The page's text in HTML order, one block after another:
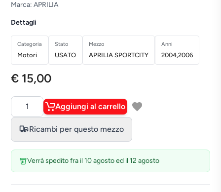
Marca: APRILIA
Dettagli
Categoria
Motori
Stato
USATO
Mezzo
APRILIA SPORTCITY
Anni
2004,2006
€ 15,00
Quantità
Aggiungi al carrello
Ricambi per questo mezzo
Verrà spedito fra il 10 agosto ed il 12 agosto